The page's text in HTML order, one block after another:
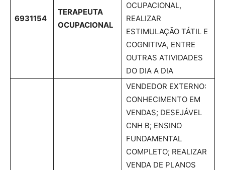
6931154
TERAPEUTA
OCUPACIONAL
OCUPACIONAL,
REALIZAR
ESTIMULAÇÃO TÁTIL E
COGNITIVA, ENTRE
OUTRAS ATIVIDADES
DO DIA A DIA
VENDEDOR EXTERNO:
CONHECIMENTO EM
VENDAS; DESEJÁVEL
CNH B; ENSINO
FUNDAMENTAL
COMPLETO; REALIZAR
VENDA DE PLANOS